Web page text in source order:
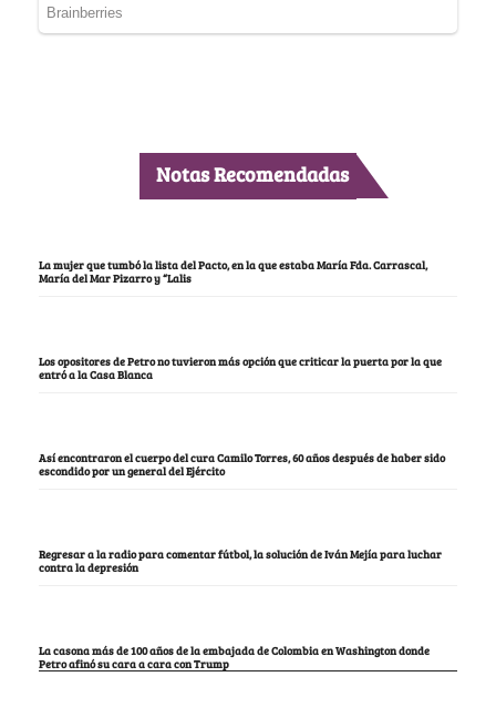
Notas Recomendadas
La mujer que tumbó la lista del Pacto, en la que estaba María Fda. Carrascal,
María del Mar Pizarro y “Lalis
Los opositores de Petro no tuvieron más opción que criticar la puerta por la que
entró a la Casa Blanca
Así encontraron el cuerpo del cura Camilo Torres, 60 años después de haber sido
escondido por un general del Ejército
Regresar a la radio para comentar fútbol, la solución de Iván Mejía para luchar
contra la depresión
La casona más de 100 años de la embajada de Colombia en Washington donde
Petro afinó su cara a cara con Trump